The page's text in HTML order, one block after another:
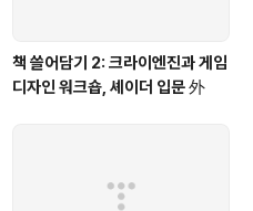
책 쓸어담기 2: 크라이엔진과 게임
디자인 워크숍, 셰이더 입문 外